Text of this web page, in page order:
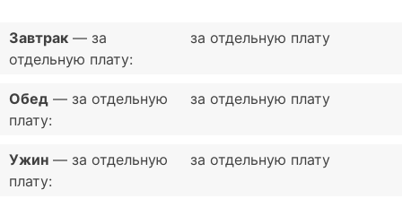
Завтрак — за
отдельную плату:
за отдельную плату
Обед — за отдельную
плату:
за отдельную плату
Ужин — за отдельную
плату:
за отдельную плату